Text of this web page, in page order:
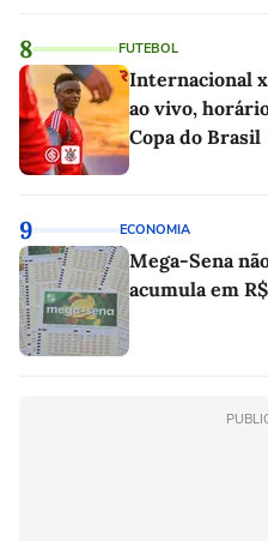
8 FUTEBOL
Internacional
ao vivo,
Copa do Brasil
9 ECONOMIA
Mega-Sena
acumula em